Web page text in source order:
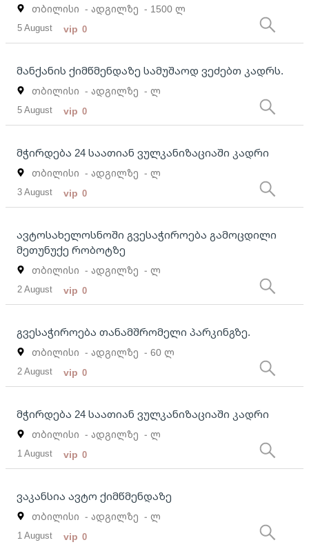
თბილისი - ადგილზე - 1500 ლ
5 August vip 0
მანქანის ქიმწმენდაზე სამუშაოდ ვეძებთ კადრს.
თბილისი - ადგილზე - ლ
5 August vip 0
მჭირდება 24 საათიან ვულკანიზაციაში კადრი
თბილისი - ადგილზე - ლ
3 August vip 0
ავტოსახელოსნოში გვესაჭიროება გამოცდილი
მეთუნუქე რობოტზე
თბილისი - ადგილზე - ლ
2 August vip 0
გვესაჭიროება თანამშრომელი პარკინგზე.
თბილისი - ადგილზე - 60 ლ
2 August vip 0
მჭირდება 24 საათიან ვულკანიზაციაში კადრი
თბილისი - ადგილზე - ლ
1 August vip 0
ვაკანსია ავტო ქიმწმენდაზე
თბილისი - ადგილზე - ლ
1 August vip 0